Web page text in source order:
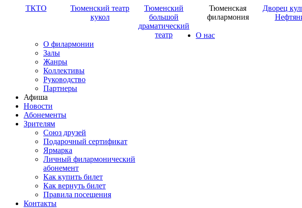
ТКТО
Тюменский театр
кукол
Тюменский
большой
драматический
театр
Тюменская
филармония
Дворец
О нас
О филармонии
Залы
Жанры
Коллективы
Руководство
Партнеры
Афиша
Новости
Абонементы
Зрителям
Союз друзей
Подарочный сертификат
Ярмарка
Личный филармонический
абонемент
Как купить билет
Как вернуть билет
Правила посещения
Контакты